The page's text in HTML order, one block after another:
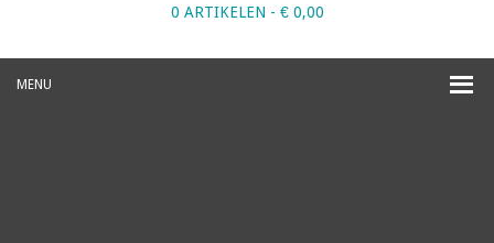
0 ARTIKELEN - €0,00
MENU